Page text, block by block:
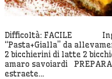
Difficoltà: FACILE
“Pasta+Gialla” da
2 bicchierini di latte 2
amaro savoiardi
estraete…